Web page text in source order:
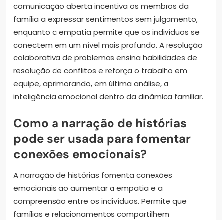
comunicação aberta incentiva os membros da
família a expressar sentimentos sem julgamento,
enquanto a empatia permite que os indivíduos se
conectem em um nível mais profundo. A resolução
colaborativa de problemas ensina habilidades de
resolução de conflitos e reforça o trabalho em
equipe, aprimorando, em última análise, a
inteligência emocional dentro da dinâmica familiar.
Como a narração de histórias
pode ser usada para fomentar
conexões emocionais?
A narração de histórias fomenta conexões
emocionais ao aumentar a empatia e a
compreensão entre os indivíduos. Permite que
famílias e relacionamentos compartilhem